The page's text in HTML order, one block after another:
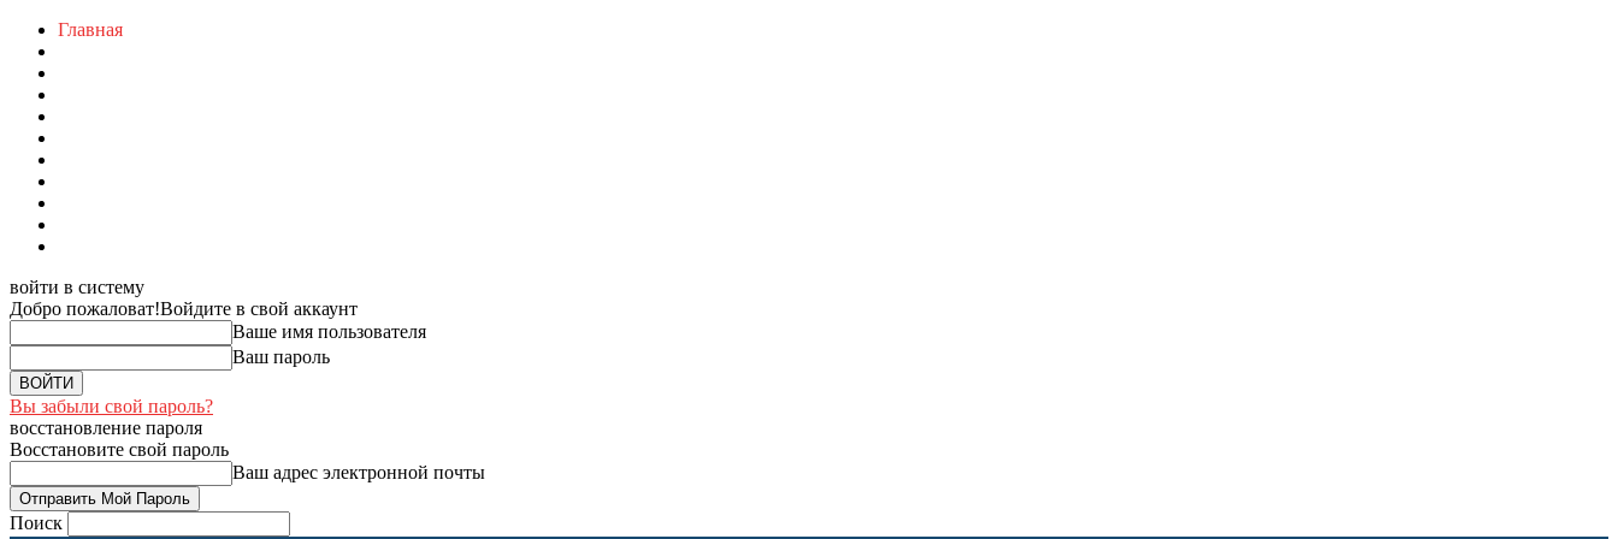
Главная
войти в систему
Добро пожаловат!Войдите в свой аккаунт
Ваше имя пользователя
Ваш пароль
Вы забыли свой пароль?
восстановление пароля
Восстановите свой пароль
Ваш адрес электронной почты
Поиск